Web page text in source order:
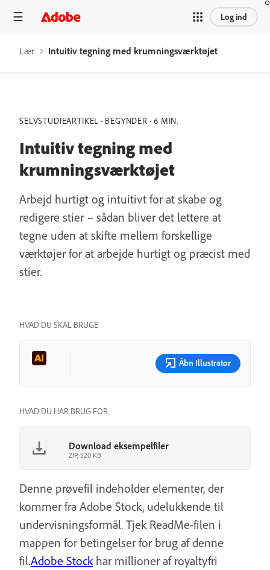
Log ind
Lær Intuitiv tegning med krumningsværktøjet
SELVSTUDIEARTIKEL BEGYNDER 6 MIN.
Intuitiv tegning med
krumningsværktøjet
Arbejd hurtigt og intuitivt for at skabe og
redigere stier – sådan bliver det lettere at
tegne uden at skifte mellem forskellige
værktøjer for at arbejde hurtigt og præcist med
stier.
HVAD DU SKAL BRUGE
Åbn Illustrator
HVAD DU HAR BRUG FOR
Download eksempelfiler
ZIP, 520 KB
Denne prøvefil indeholder elementer, der
kommer fra Adobe Stock, udelukkende til
undervisningsformål. Tjek ReadMe-filen i
mappen for betingelser for brug af denne
fil.Adobe Stockhar millioner af royaltyfri